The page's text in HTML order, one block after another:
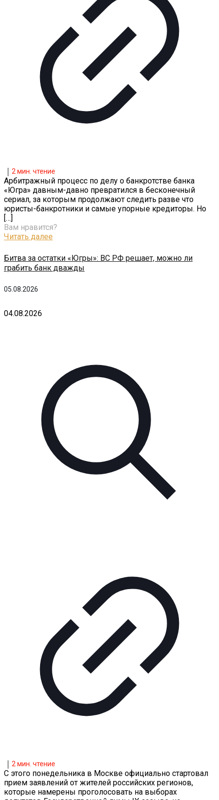
05.08.2026
Битва за остатки «Югры»: ВС РФ решает, можно ли
грабить банк дважды
2 мин. чтение
Арбитражный процесс по делу о банкротстве банка
«Югра» давным-давно превратился в бесконечный
сериал, за которым продолжают следить разве что
юристы-банкротники и самые упорные кредиторы. Но
[…]
Вам нравится?
Читать далее
04.08.2026
2 мин. чтение
С этого понедельника в Москве официально стартовал
прием заявлений от жителей российских регионов,
которые намерены проголосовать на выборах